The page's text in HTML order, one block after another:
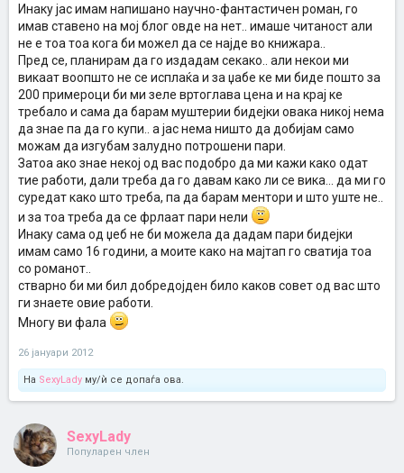
Инаку јас имам напишано научно-фантастичен роман, го
имав ставено на мој блог овде на нет.. имаше читаност али
не е тоа тоа кога би можел да се најде во книжара..
Пред се, планирам да го издадам секако.. али некои ми
викаат воопшто не се исплаќа и за џабе ке ми биде пошто за
200 примероци би ми зеле вртоглава цена и на крај ке
требало и сама да барам муштерии бидејки овака никој нема
да знае па да го купи.. а јас нема ништо да добијам само
можам да изгубам залудно потрошени пари.
Затоа ако знае некој од вас подобро да ми кажи како одат
тие работи, дали треба да го давам како ли се вика... да ми го
суредат како што треба, па да барам ментори и што уште не..
и за тоа треба да се фрлаат пари нели
Инаку сама од џеб не би можела да дадам пари бидејки
имам само 16 години, а моите како на мајтап го сватија тоа
со романот..
стварно би ми бил добредојден било каков совет од вас што
ги знаете овие работи.
Многу ви фала
26 јануари 2012
На SexyLady му/ѝ се допаѓа ова.
SexyLady
Популарен член